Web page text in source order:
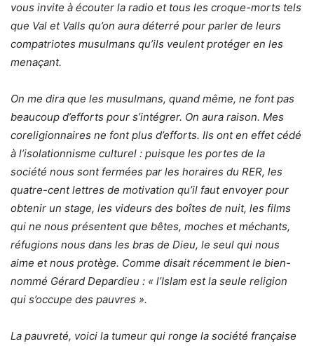
vous invite à écouter la radio et tous les croque-morts tels
que Val et Valls qu’on aura déterré pour parler de leurs
compatriotes musulmans qu’ils veulent protéger en les
menaçant.
On me dira que les musulmans, quand même, ne font pas
beaucoup d’efforts pour s’intégrer. On aura raison. Mes
coreligionnaires ne font plus d’efforts. Ils ont en effet cédé
à l’isolationnisme culturel : puisque les portes de la
société nous sont fermées par les horaires du RER, les
quatre-cent lettres de motivation qu’il faut envoyer pour
obtenir un stage, les videurs des boîtes de nuit, les films
qui ne nous présentent que bêtes, moches et méchants,
réfugions nous dans les bras de Dieu, le seul qui nous
aime et nous protège. Comme disait récemment le bien-
nommé Gérard Depardieu : « l’Islam est la seule religion
qui s’occupe des pauvres ».
La pauvreté, voici la tumeur qui ronge la société française